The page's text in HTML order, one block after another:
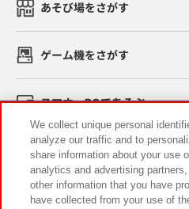
あそび場をさがす
ゲーム機をさがす
スマホ・PCであそぶ
イベント・キャンペーン
We collect unique personal
analyze our traffic and to
share information about your use
analytics and advertising
other information that you have
have collected from your use of